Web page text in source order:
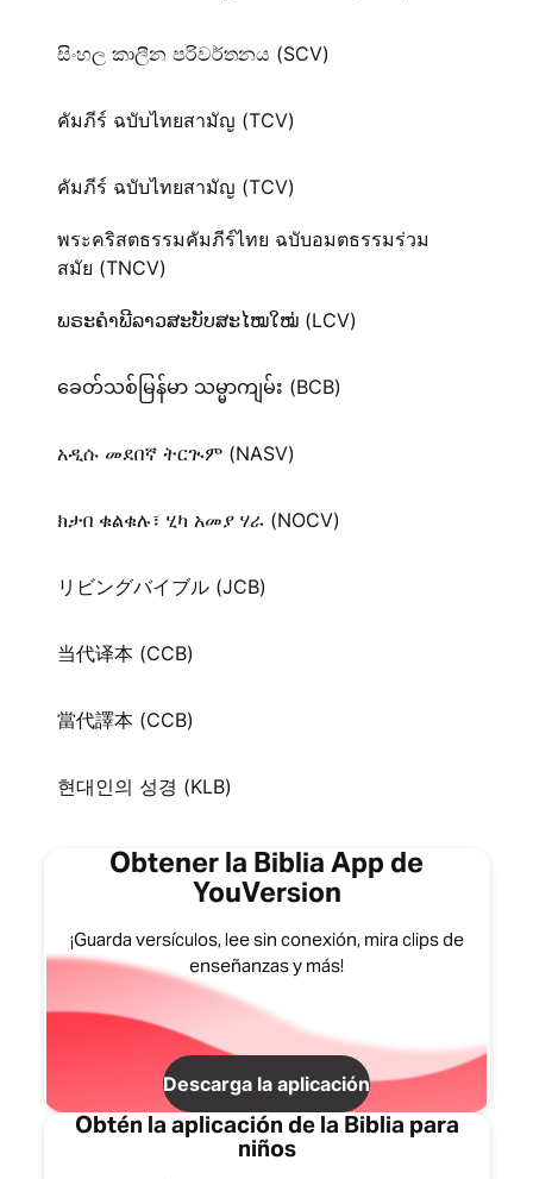
සිංහල කාලීන පරිවර්තනය (SCV)
คัมภีร์ ฉบับไทยสามัญ (TCV)
คัมภีร์ ฉบับไทยสามัญ (TCV)
พระคริสตธรรมคัมภีร์ไทย ฉบับอมตธรรมร่วม
สมัย (TNCV)
ພຣະຄຳພີລາວສະບັບສະໄໝໃໝ່ (LCV)
ခေတ်သစ်​မြန်မာ သမ္မာကျမ်း (BCB)
አዲሱ መደበኛ ትርጒም (NASV)
ክታበ ቁልቁሉ፣ ሂካ አመያ ሃራ (NOCV)
リビングバイブル (JCB)
当代译本 (CCB)
當代譯本 (CCB)
현대인의 성경 (KLB)
Obtener la Biblia App de
YouVersion
¡Guarda versículos, lee sin conexión, mira clips de
enseñanzas y más!
Descarga la aplicación
Obtén la aplicación de la Biblia para
niños